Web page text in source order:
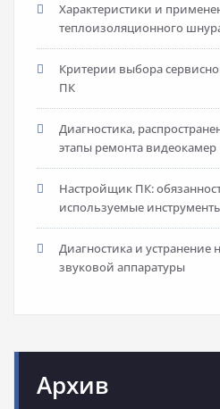
Характеристики и
теплоизоляционного
Критерии выбора
ПК
Диагностика,
этапы ремонта видеокамер
Настройщик ПК:
используемые
Диагностика и устранение
звуковой аппаратуры
Архив